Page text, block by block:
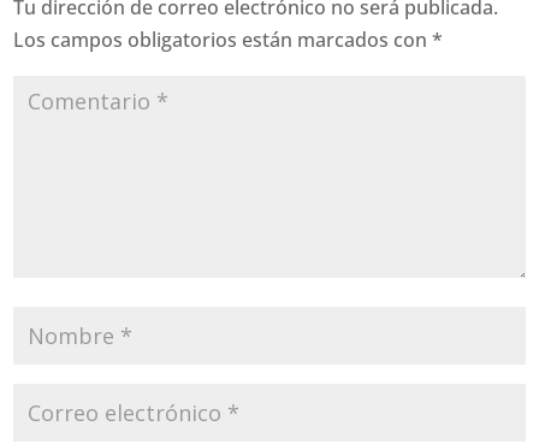
Tu dirección de correo electrónico no será publicada.
Los campos obligatorios están marcados con*